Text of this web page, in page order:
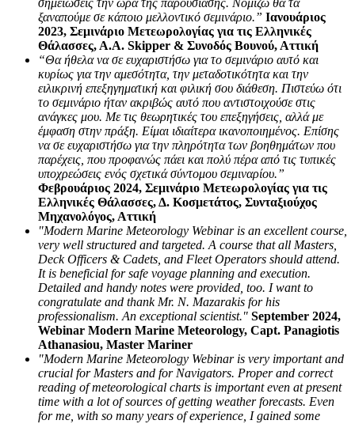
ξαναπούμε σε κάποιο μελλοντικό σεμινάριο.” Ιανουάριος
2023, Σεμινάριο Μετεωρολογίας για τις Ελληνικές
Θάλασσες, Α.Α. Skipper & Συνοδός Βουνού, Αττική
“Θα ήθελα να σε ευχαριστήσω για το σεμινάριο αυτό και
κυρίως για την αμεσότητα, την μεταδοτικότητα και την
ειλικρινή επεξηγηματική και φιλική σου διάθεση. Πιστεύω ότι
το σεμινάριο ήταν ακριβώς αυτό που αντιστοιχούσε στις
ανάγκες μου. Με τις θεωρητικές του επεξηγήσεις, αλλά με
έμφαση στην πράξη. Είμαι ιδιαίτερα ικανοποιημένος. Επίσης
να σε ευχαριστήσω για την πληρότητα των βοηθημάτων που
παρέχεις, που προφανώς πάει και πολύ πέρα από τις τυπικές
υποχρεώσεις ενός σχετικά σύντομου σεμιναρίου.”
Φεβρουάριος 2024, Σεμινάριο Μετεωρολογίας για τις
Ελληνικές Θάλασσες, Δ. Κοσμετάτος, Συνταξιούχος
Μηχανολόγος, Αττική
"Modern Marine Meteorology Webinar is an excellent course,
very well structured and targeted. A course that all Masters,
Deck Officers & Cadets, and Fleet Operators should attend.
It is beneficial for safe voyage planning and execution.
Detailed and handy notes were provided, too. I want to
congratulate and thank Mr. N. Mazarakis for his
professionalism. An exceptional scientist." September 2024,
Webinar Modern Marine Meteorology, Capt. Panagiotis
Athanasiou, Master Mariner
"Modern Marine Meteorology Webinar is very important and
crucial for Masters and for Navigators. Proper and correct
reading of meteorological charts is important even at present
time with a lot of sources of getting weather forecasts. Even
for me, with so many years of experience, I gained some